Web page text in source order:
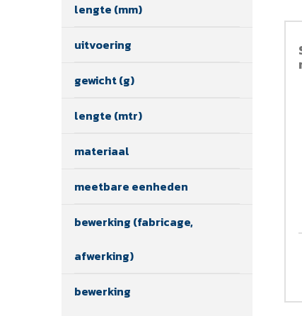
lengte (mm)
uitvoering
gewicht (g)
lengte (mtr)
materiaal
meetbare eenheden
bewerking (fabricage,
afwerking)
bewerking